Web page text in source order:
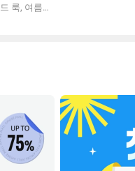
글로우 스킨 룩, 컬러 플레이 룩, 소프트 무드 룩, 여름메이크업